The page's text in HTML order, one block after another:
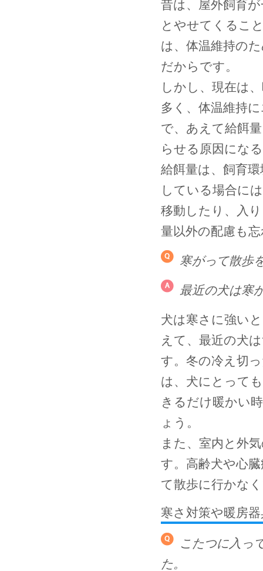
昔は、屋外飼育
とやせてくるこ
は、体温維持の
だからです。
しかし、現在は
多く、体温維持
で、あえて給餌
らせる原因にな
給餌量は、飼育
している場合に
移動したり、入
量以外の配慮も
寒がって散歩
最近の犬は寒
犬は寒さに強い
えて、最近の犬
す。冬の冷え切
は、犬にとって
きるだけ暖かい
ょう。
また、室内と外
す。高齢犬や心
て散歩に行かな
寒さ対策や暖房
こたつに入っ
た。